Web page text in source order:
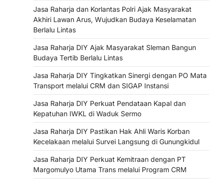
Jasa Raharja dan Korlantas Polri Ajak Masyarakat
Akhiri Lawan Arus, Wujudkan Budaya Keselamatan
Berlalu Lintas
Jasa Raharja DIY Ajak Masyarakat Sleman Bangun
Budaya Tertib Berlalu Lintas
Jasa Raharja DIY Tingkatkan Sinergi dengan PO Mata
Transport melalui CRM dan SIGAP Instansi
Jasa Raharja DIY Perkuat Pendataan Kapal dan
Kepatuhan IWKL di Waduk Sermo
Jasa Raharja DIY Pastikan Hak Ahli Waris Korban
Kecelakaan melalui Survei Langsung di Gunungkidul
Jasa Raharja DIY Perkuat Kemitraan dengan PT
Margomulyo Utama Trans melalui Program CRM